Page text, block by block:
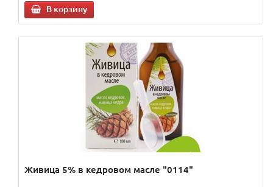
В корзину
Живица 5% в кедровом масле "0114"